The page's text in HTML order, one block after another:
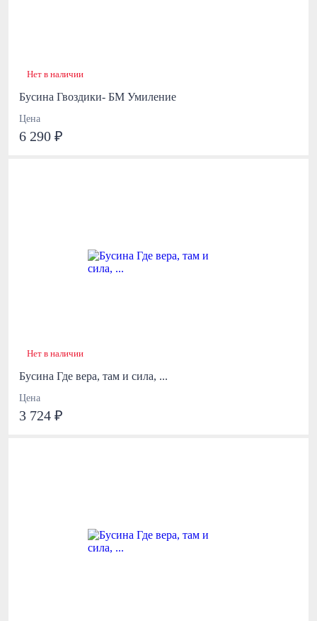
Нет в наличии
Бусина Гвоздики- БМ Умиление
Цена
6 290 ₽
Нет в наличии
Бусина Где вера, там и сила, ...
Цена
3 724 ₽